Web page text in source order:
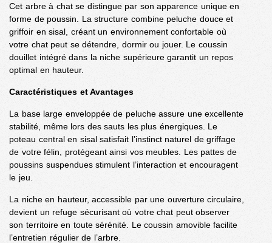
Cet arbre à chat se distingue par son apparence unique en
forme de poussin. La structure combine peluche douce et
griffoir en sisal, créant un environnement confortable où
votre chat peut se détendre, dormir ou jouer. Le coussin
douillet intégré dans la niche supérieure garantit un repos
optimal en hauteur.
Caractéristiques et Avantages
La base large enveloppée de peluche assure une excellente
stabilité, même lors des sauts les plus énergiques. Le
poteau central en sisal satisfait l’instinct naturel de griffage
de votre félin, protégeant ainsi vos meubles. Les pattes de
poussins suspendues stimulent l’interaction et encouragent
le jeu.
La niche en hauteur, accessible par une ouverture circulaire,
devient un refuge sécurisant où votre chat peut observer
son territoire en toute sérénité. Le coussin amovible facilite
l’entretien régulier de l’arbre.